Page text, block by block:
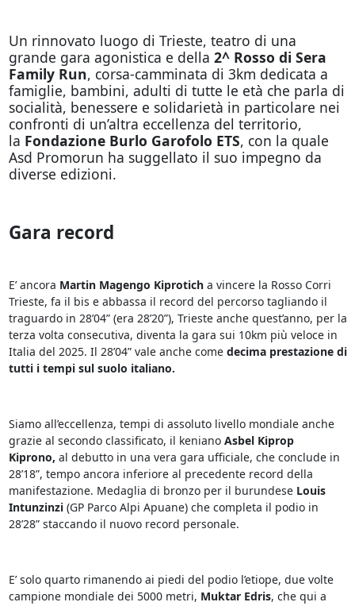
Un rinnovato luogo di Trieste, teatro di una
grande gara agonistica e della 2^ Rosso di Sera
Family Run, corsa-camminata di 3km dedicata a
famiglie, bambini, adulti di tutte le età che parla di
socialità, benessere e solidarietà in particolare nei
confronti di un’altra eccellenza del territorio,
la Fondazione Burlo Garofolo ETS, con la quale
Asd Promorun ha suggellato il suo impegno da
diverse edizioni.
Gara record
E’ ancora Martin Magengo Kiproticha vincere la Rosso Corri
Trieste, fa il bis e abbassa il record del percorso tagliando il
traguardo in 28’04” (era 28’20”), Trieste anche quest’anno, per la
terza volta consecutiva, diventa la gara sui 10km più veloce in
Italia del 2025. Il 28’04” vale anche come decima prestazione di
tutti i tempi sul suolo italiano.
Siamo all’eccellenza, tempi di assoluto livello mondiale anche
grazie al secondo classificato, il keniano Asbel Kiprop
Kiprono, al debutto in una vera gara ufficiale, che conclude in
28’18”, tempo ancora inferiore al precedente record della
manifestazione. Medaglia di bronzo per il burundese Louis
Intunzinzi(GP Parco Alpi Apuane) che completa il podio in
28’28” staccando il nuovo record personale.
E’ solo quarto rimanendo ai piedi del podio l’etiope, due volte
campione mondiale dei 5000 metri, Muktar Edris, che qui a